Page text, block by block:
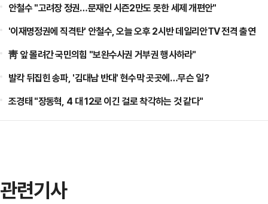
안철수 "고려장 정권…문재인 시즌2만도 못한 세제 개편안"
'이재명정권에 직격탄' 안철수, 오늘 오후 2시반 데일리안TV 전격 출연
靑 앞 몰려간 국민의힘 "보완수사권 거부권 행사하라"
발칵 뒤집힌 송파, '김대남 반대' 현수막 곳곳에…무슨 일?
조경태 "장동혁, 4 대 12로 이긴 걸로 착각하는 것 같다"
관련기사